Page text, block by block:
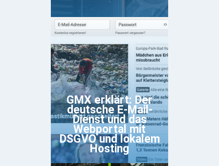
GMX erklärt: Der
deutsche E-Mail-
Dienst und das
Webportal mit
DSGVO und lokalem
Hosting